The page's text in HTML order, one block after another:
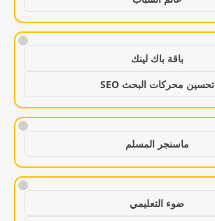
!
باقة باك لينك
تحسين محركات البحث SEO
!
ماسنجر المسلم
!
ضوء التعليمي